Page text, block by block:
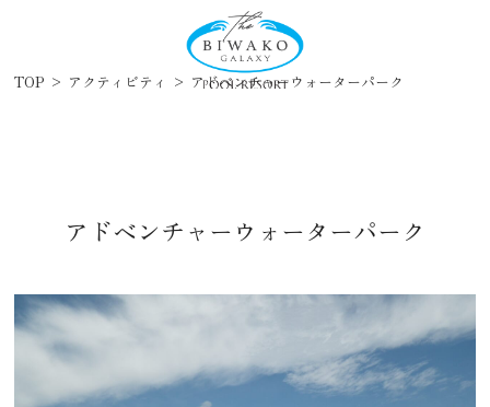
TOP > アクティビティ > アドベンチャーウォーターパーク
アドベンチャーウォーターパーク